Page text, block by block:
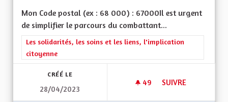
Mon Code postal (ex : 68 000) : 67000Il est urgent
de simplifier le parcours du combattant...
Filtrer les résultats de la catégorie : Les solidarités, les soins
Les solidarités, les soins et les liens, l'implication
citoyenne
CRÉÉ LE
28/04/2023
49 49 ABONNÉS
SUIVRE